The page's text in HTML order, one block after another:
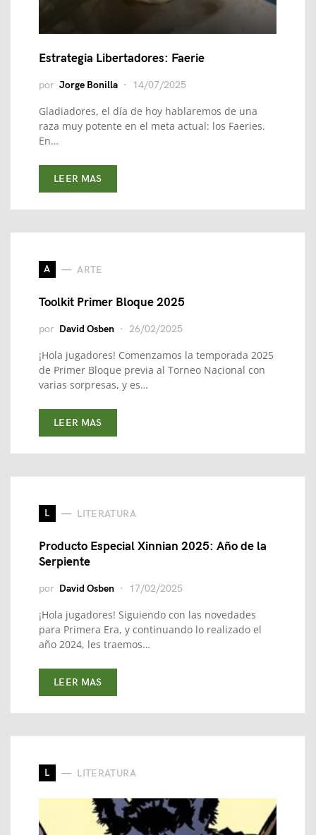
Estrategia Libertadores: Faerie
por Jorge Bonilla 14/07/2025
Gladiadores, el día de hoy hablaremos de una
raza muy potente en el meta actual: los Faeries.
En…
LEER MAS
A ARTE
Toolkit Primer Bloque 2025
por David Osben 26/02/2025
¡Hola jugadores! Comenzamos la temporada 2025
de Primer Bloque previa al Torneo Nacional con
varias sorpresas, y es…
LEER MAS
L LITERATURA
Producto Especial Xinnian 2025: Año de la
Serpiente
por David Osben 17/02/2025
¡Hola jugadores! Siguiendo con las novedades
para Primera Era, y continuando lo realizado el
año 2024, les traemos…
LEER MAS
L LITERATURA